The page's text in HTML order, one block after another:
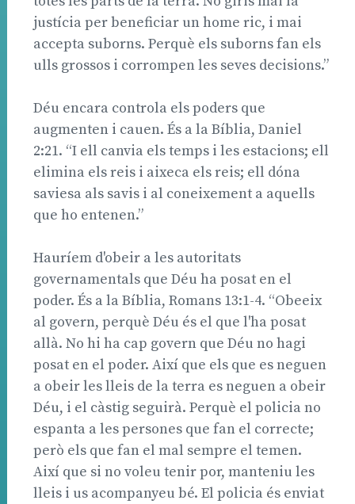
justícia per beneficiar un home ric, i mai
accepta suborns. Perquè els suborns fan els
ulls grossos i corrompen les seves decisions.”
Déu encara controla els poders que
augmenten i cauen. És a la Bíblia, Daniel
2:21. “I ell canvia els temps i les estacions; ell
elimina els reis i aixeca els reis; ell dóna
saviesa als savis i al coneixement a aquells
que ho entenen.”
Hauríem d'obeir a les autoritats
governamentals que Déu ha posat en el
poder. És a la Bíblia, Romans 13:1-4. “Obeeix
al govern, perquè Déu és el que l'ha posat
allà. No hi ha cap govern que Déu no hagi
posat en el poder. Així que els que es neguen
a obeir les lleis de la terra es neguen a obeir
Déu, i el càstig seguirà. Perquè el policia no
espanta a les persones que fan el correcte;
però els que fan el mal sempre el temen.
Així que si no voleu tenir por, manteniu les
lleis i us acompanyeu bé. El policia és enviat